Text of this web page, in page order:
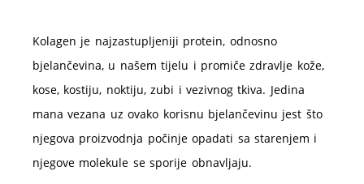
Kolagen je najzastupljeniji protein, odnosno
bjelančevina, u našem tijelu i promiče zdravlje kože,
kose, kostiju, noktiju, zubi i vezivnog tkiva. Jedina
mana vezana uz ovako korisnu bjelančevinu jest što
njegova proizvodnja počinje opadati sa starenjem i
njegove molekule se sporije obnavljaju.